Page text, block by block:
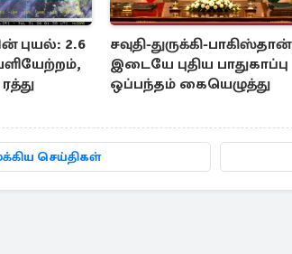
புயல்: 2.6
சவுதி-துருக்கி-பாகிஸ்தான்
இடையே புதிய பாதுகாப்பு
ஒப்பந்தம் கையெழுத்து
செய்திகள்